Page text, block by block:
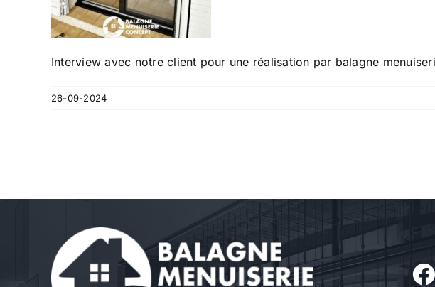
Interview avec notre client pour une réalisation par balagne
26-09-2024